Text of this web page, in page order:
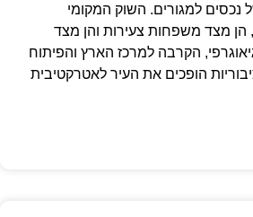
נכסים למגורים. השוק המקומי
הן מצד משפחות צעירות והן מצד
הקרבה למרכז הארץ והפיתוח
הופכים את העיר לאטרקטיבית